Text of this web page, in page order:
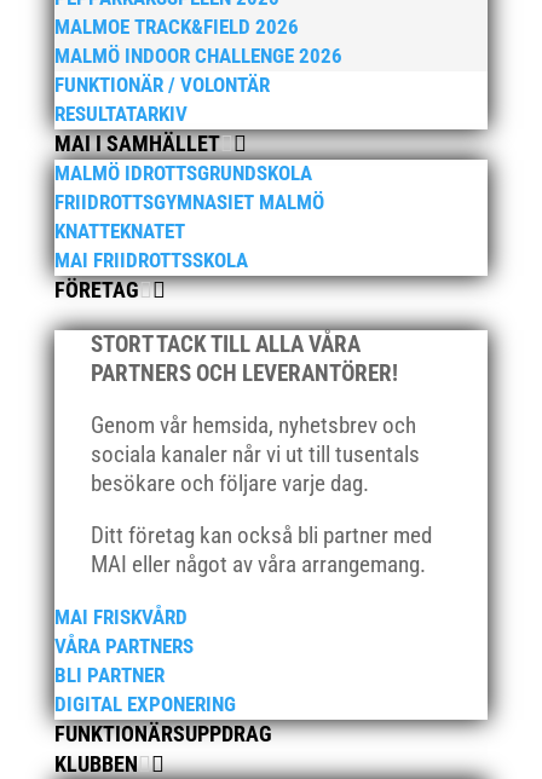
MALMOE TRACK&FIELD 2026
MALMÖ INDOOR CHALLENGE 2026
FUNKTIONÄR / VOLONTÄR
RESULTATARKIV
MAI I SAMHÄLLET
MALMÖ IDROTTSGRUNDSKOLA
FRIIDROTTSGYMNASIET MALMÖ
KNATTEKNATET
MAI FRIIDROTTSSKOLA
FÖRETAG
STORT TACK TILL ALLA VÅRA
PARTNERS OCH LEVERANTÖRER!
Genom vår hemsida, nyhetsbrev och
sociala kanaler når vi ut till tusentals
besökare och följare varje dag.
Ditt företag kan också bli partner med
MAI eller något av våra arrangemang.
MAI FRISKVÅRD
VÅRA PARTNERS
BLI PARTNER
DIGITAL EXPONERING
FUNKTIONÄRSUPPDRAG
KLUBBEN